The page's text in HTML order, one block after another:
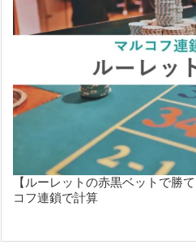
【ルーレットの赤黒ベットで勝
コフ連鎖で計算